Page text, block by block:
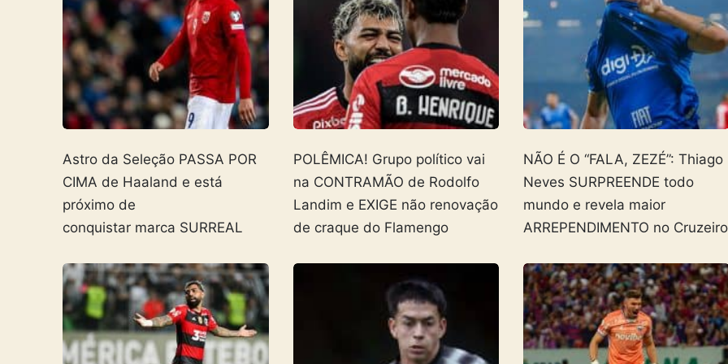
Astro da Seleção PASSA POR
CIMA de Haaland e está
próximo de
conquistar marca SURREAL
POLÊMICA! Grupo político vai
na CONTRAMÃO de Rodolfo
Landim e EXIGE não renovação
de craque do Flamengo
NÃO É O “FALA, ZEZÉ”: Thiago
Neves SURPREENDE todo
mundo e revela maior
ARREPENDIMENTO no Cruzeiro